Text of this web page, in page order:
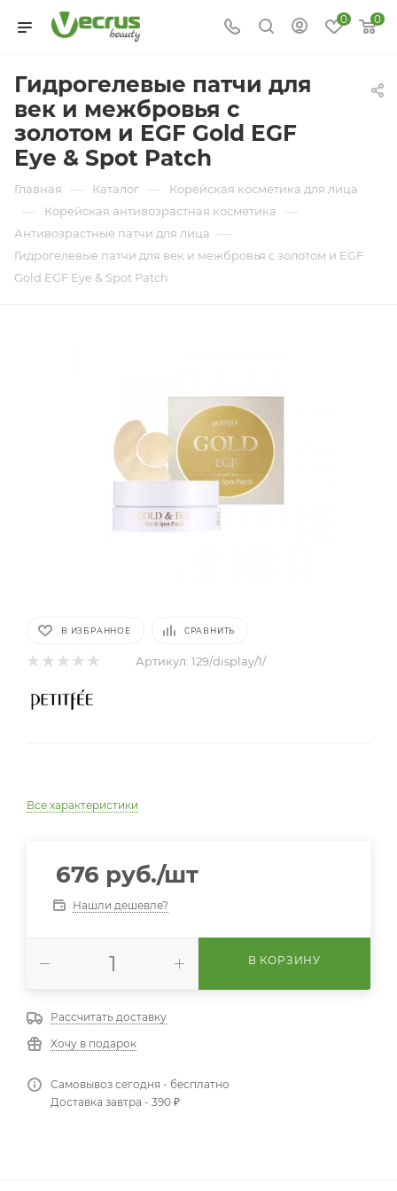
0 0
Гидрогелевые патчи для
век и межбровья с
золотом и EGF Gold EGF
Eye & Spot Patch
Главная — Каталог — Корейская косметика для лица
— Корейская антивозрастная косметика —
Антивозрастные патчи для лица —
Гидрогелевые патчи для век и межбровья с золотом и EGF
Gold EGF Eye & Spot Patch
В ИЗБРАННОЕ СРАВНИТЬ
Артикул: 129/display/1/
Все характеристики
676 руб./шт
Нашли дешевле?
В КОРЗИНУ
Рассчитать доставку
Хочу в подарок
Самовывоз сегодня - бесплатно
Доставка завтра - 390 ₽